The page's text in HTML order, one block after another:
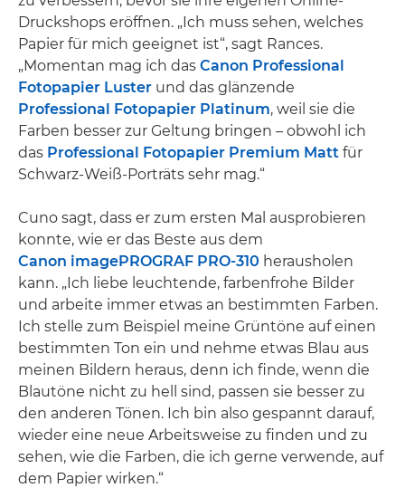
Druckshops eröffnen. „Ich muss sehen, welches
Papier für mich geeignet ist“, sagt Rances.
„Momentan mag ich das Canon Professional
Fotopapier Luster und das glänzende
Professional Fotopapier Platinum, weil sie die
Farben besser zur Geltung bringen – obwohl ich
das Professional Fotopapier Premium Matt für
Schwarz-Weiß-Porträts sehr mag.“
Cuno sagt, dass er zum ersten Mal ausprobieren
konnte, wie er das Beste aus dem
Canon imagePROGRAF PRO-310 herausholen
kann. „Ich liebe leuchtende, farbenfrohe Bilder
und arbeite immer etwas an bestimmten Farben.
Ich stelle zum Beispiel meine Grüntöne auf einen
bestimmten Ton ein und nehme etwas Blau aus
meinen Bildern heraus, denn ich finde, wenn die
Blautöne nicht zu hell sind, passen sie besser zu
den anderen Tönen. Ich bin also gespannt darauf,
wieder eine neue Arbeitsweise zu finden und zu
sehen, wie die Farben, die ich gerne verwende, auf
dem Papier wirken.“